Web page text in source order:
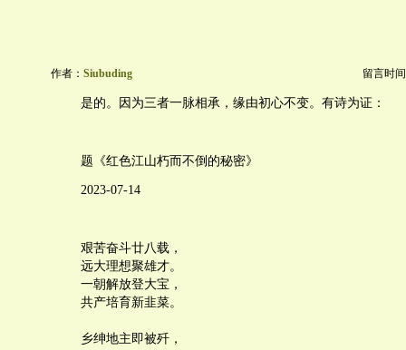
作者： Siubuding 留言时
是的。因为三者一脉相承，缘由初心不变。有诗为证：
题《红色江山朽而不倒的秘密》
2023-07-14
艰苦奋斗廿八载，
远大理想聚雄才。
一朝解放登大宝，
共产培育新韭菜。
乡绅地主即被歼，